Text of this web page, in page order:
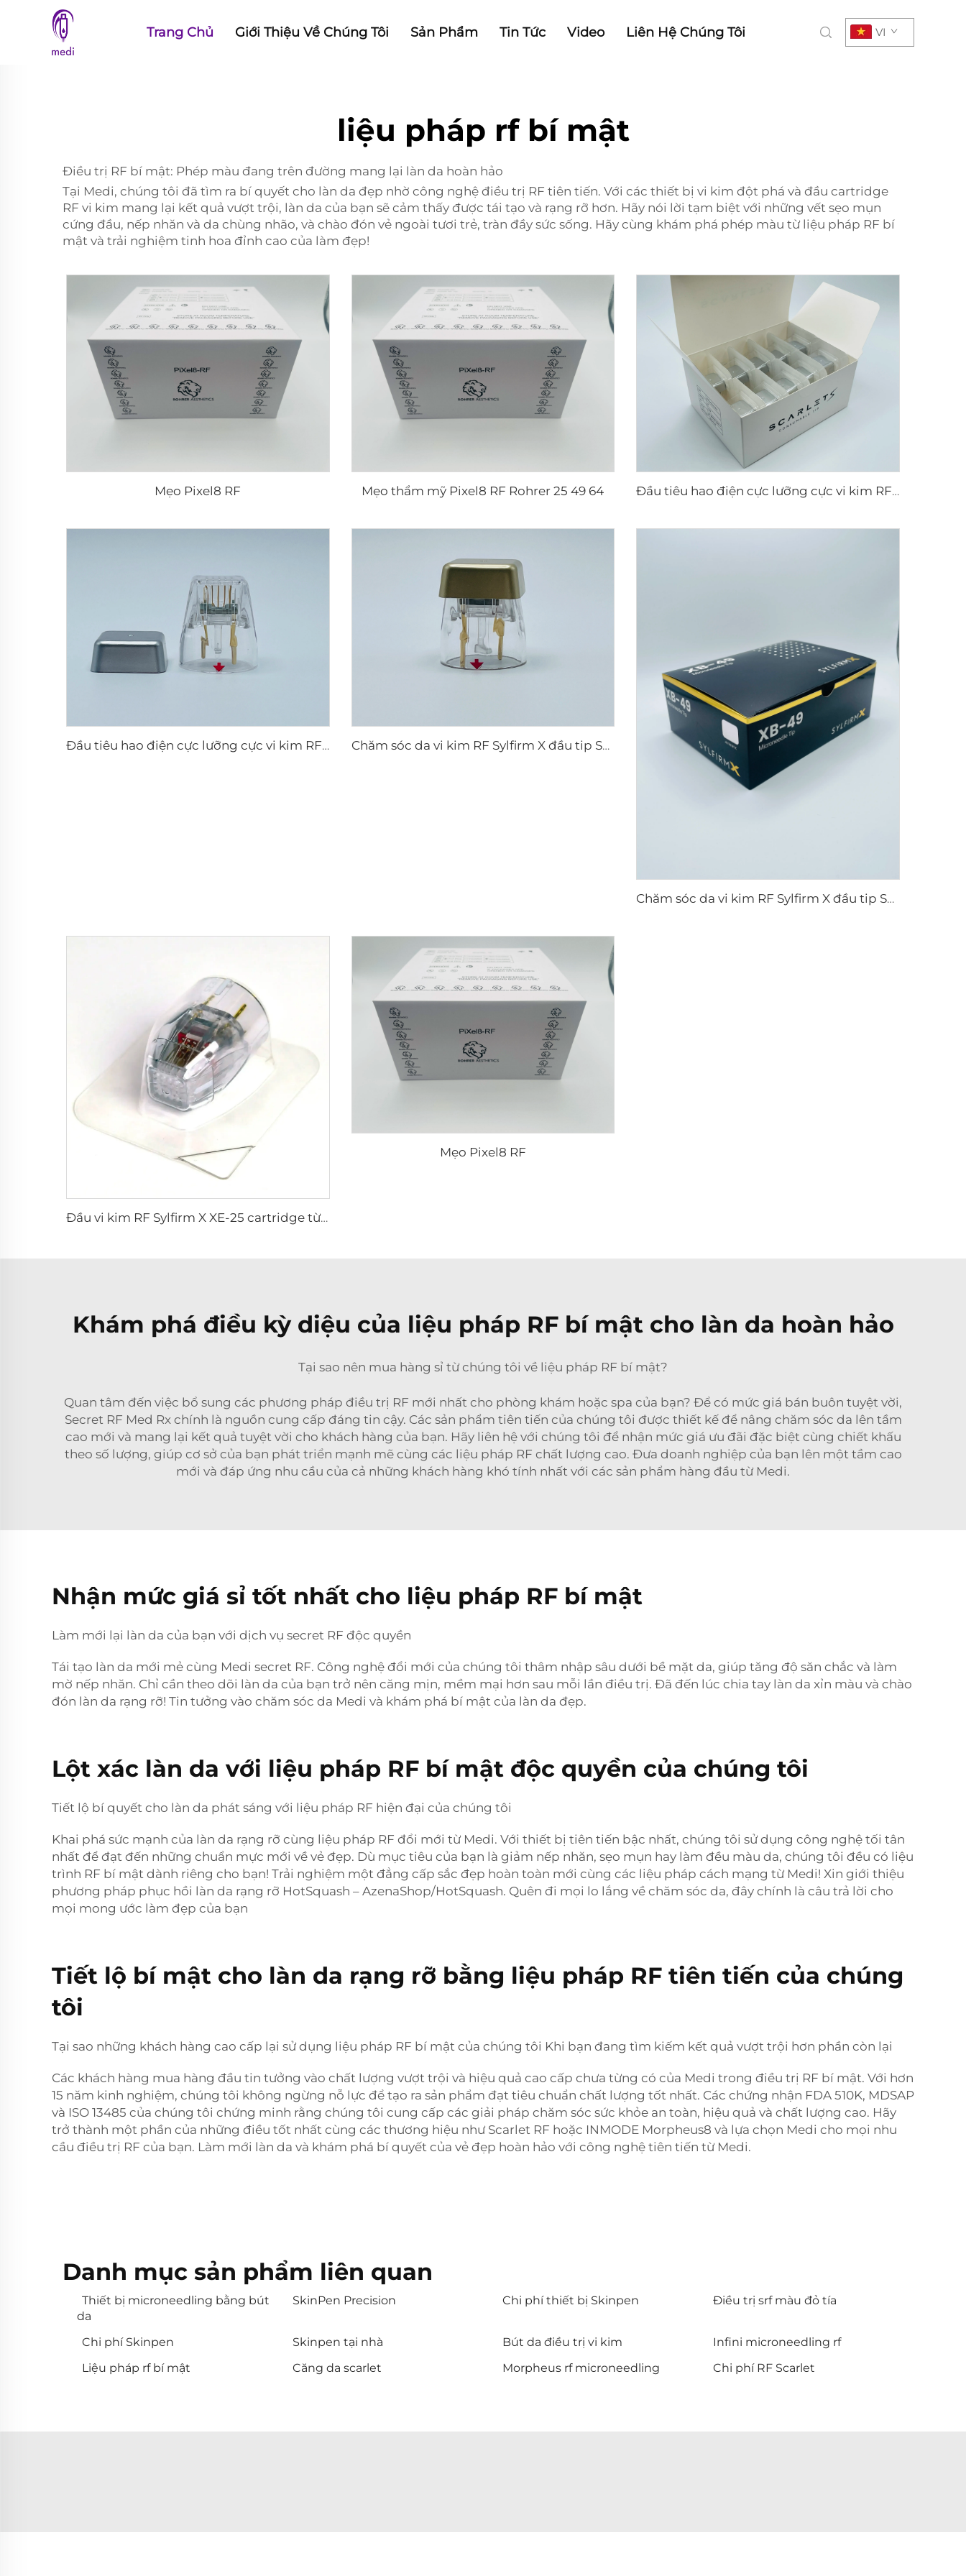
Trang Chủ Giới Thiệu Về Chúng Tôi Sản Phẩm Tin Tức Video Liên Hệ Chúng Tôi VI
liệu pháp rf bí mật
Điều trị RF bí mật: Phép màu đang trên đường mang lại làn da hoàn hảo
Tại Medi, chúng tôi đã tìm ra bí quyết cho làn da đẹp nhờ công nghệ điều trị RF tiên tiến. Với các thiết bị vi kim đột phá và đầu cartridge
RF vi kim mang lại kết quả vượt trội, làn da của bạn sẽ cảm thấy được tái tạo và rạng rỡ hơn. Hãy nói lời tạm biệt với những vết sẹo mụn
cứng đầu, nếp nhăn và da chùng nhão, và chào đón vẻ ngoài tươi trẻ, tràn đầy sức sống. Hãy cùng khám phá phép màu từ liệu pháp RF bí
mật và trải nghiệm tinh hoa đỉnh cao của làm đẹp!
Mẹo Pixel8 RF Mẹo thẩm mỹ Pixel8 RF Rohrer 25 49 64 Đầu tiêu hao điện cực lưỡng cực vi kim RF Scarlet S, 25 châm
Đầu tiêu hao điện cực lưỡng cực vi kim RF Scarlet S, 25 châm Chăm sóc da vi kim RF Sylfirm X đầu tip Sylfirm X X-25
Chăm sóc da vi kim RF Sylfirm X đầu tip Sylfirm X XB-49
Đầu vi kim RF Sylfirm X XE-25 cartridge từ Viol
Mẹo Pixel8 RF
Khám phá điều kỳ diệu của liệu pháp RF bí mật cho làn da hoàn hảo
Tại sao nên mua hàng sỉ từ chúng tôi về liệu pháp RF bí mật?
Quan tâm đến việc bổ sung các phương pháp điều trị RF mới nhất cho phòng khám hoặc spa của bạn? Để có mức giá bán buôn tuyệt vời,
Secret RF Med Rx chính là nguồn cung cấp đáng tin cậy. Các sản phẩm tiên tiến của chúng tôi được thiết kế để nâng chăm sóc da lên tầm
cao mới và mang lại kết quả tuyệt vời cho khách hàng của bạn. Hãy liên hệ với chúng tôi để nhận mức giá ưu đãi đặc biệt cùng chiết khấu
theo số lượng, giúp cơ sở của bạn phát triển mạnh mẽ cùng các liệu pháp RF chất lượng cao. Đưa doanh nghiệp của bạn lên một tầm cao
mới và đáp ứng nhu cầu của cả những khách hàng khó tính nhất với các sản phẩm hàng đầu từ Medi.
Nhận mức giá sỉ tốt nhất cho liệu pháp RF bí mật
Làm mới lại làn da của bạn với dịch vụ secret RF độc quyền
Tái tạo làn da mới mẻ cùng Medi secret RF. Công nghệ đổi mới của chúng tôi thâm nhập sâu dưới bề mặt da, giúp tăng độ săn chắc và làm
mờ nếp nhăn. Chỉ cần theo dõi làn da của bạn trở nên căng mịn, mềm mại hơn sau mỗi lần điều trị. Đã đến lúc chia tay làn da xỉn màu và chào
đón làn da rạng rỡ! Tin tưởng vào chăm sóc da Medi và khám phá bí mật của làn da đẹp.
Lột xác làn da với liệu pháp RF bí mật độc quyền của chúng tôi
Tiết lộ bí quyết cho làn da phát sáng với liệu pháp RF hiện đại của chúng tôi
Khai phá sức mạnh của làn da rạng rỡ cùng liệu pháp RF đổi mới từ Medi. Với thiết bị tiên tiến bậc nhất, chúng tôi sử dụng công nghệ tối tân
nhất để đạt đến những chuẩn mực mới về vẻ đẹp. Dù mục tiêu của bạn là giảm nếp nhăn, sẹo mụn hay làm đều màu da, chúng tôi đều có liệu
trình RF bí mật dành riêng cho bạn! Trải nghiệm một đẳng cấp sắc đẹp hoàn toàn mới cùng các liệu pháp cách mạng từ Medi! Xin giới thiệu
phương pháp phục hồi làn da rạng rỡ HotSquash – AzenaShop/HotSquash. Quên đi mọi lo lắng về chăm sóc da, đây chính là câu trả lời cho
mọi mong ước làm đẹp của bạn
Tiết lộ bí mật cho làn da rạng rỡ bằng liệu pháp RF tiên tiến của chúng
tôi
Tại sao những khách hàng cao cấp lại sử dụng liệu pháp RF bí mật của chúng tôi Khi bạn đang tìm kiếm kết quả vượt trội hơn phần còn lại
Các khách hàng mua hàng đầu tin tưởng vào chất lượng vượt trội và hiệu quả cao cấp chưa từng có của Medi trong điều trị RF bí mật. Với hơn
15 năm kinh nghiệm, chúng tôi không ngừng nỗ lực để tạo ra sản phẩm đạt tiêu chuẩn chất lượng tốt nhất. Các chứng nhận FDA 510K, MDSAP
và ISO 13485 của chúng tôi chứng minh rằng chúng tôi cung cấp các giải pháp chăm sóc sức khỏe an toàn, hiệu quả và chất lượng cao. Hãy
trở thành một phần của những điều tốt nhất cùng các thương hiệu như Scarlet RF hoặc INMODE Morpheus8 và lựa chọn Medi cho mọi nhu
cầu điều trị RF của bạn. Làm mới làn da và khám phá bí quyết của vẻ đẹp hoàn hảo với công nghệ tiên tiến từ Medi.
Danh mục sản phẩm liên quan
Thiết bị microneedling bằng bút
da
SkinPen Precision Chi phí thiết bị Skinpen Điều trị srf màu đỏ tía
Chi phí Skinpen Skinpen tại nhà Bút da điều trị vi kim
Infini microneedling rf
Liệu pháp rf bí mật
Căng da scarlet Morpheus rf microneedling Chi phí RF Scarlet